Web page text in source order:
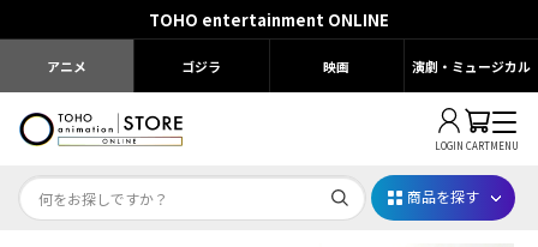
TOHO entertainment ONLINE
アニメ ゴジラ 映画 演劇・ミュージカル
LOGIN CARTMENU
商品を探す